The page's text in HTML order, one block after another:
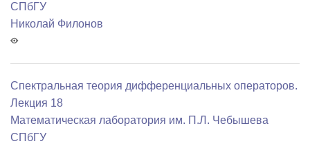
СПбГУ
Николай Филонов
Спектральная теория дифференциальных операторов.
Лекция 18
Математичеcкая лаборатория им. П.Л. Чебышева
СПбГУ